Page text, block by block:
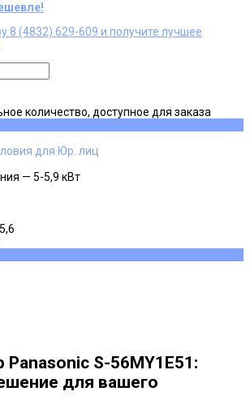
8 (4832) 629-609 и получите лучшее
количество, доступное для заказа
для Юр. лиц
— 5-5,9 кВт
5,6
S-56MY1E51:
для вашего